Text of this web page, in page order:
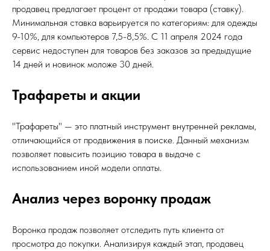
продавец предлагает процент от продажи товара (ставку).
Минимальная ставка варьируется по категориям: для одежды
9-10%, для компьютеров 7,5-8,5%. С 11 апреля 2024 года
сервис недоступен для товаров без заказов за предыдущие
14 дней и новинок моложе 30 дней.
Трафареты и акции
"Трафареты" — это платный инструмент внутренней рекламы,
отличающийся от продвижения в поиске. Данный механизм
позволяет повысить позицию товара в выдаче с
использованием иной модели оплаты.
Анализ через воронку продаж
Воронка продаж позволяет отследить путь клиента от
просмотра до покупки. Анализируя каждый этап, продавец